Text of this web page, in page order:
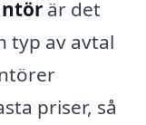
är det
typ av avtal
priser, så